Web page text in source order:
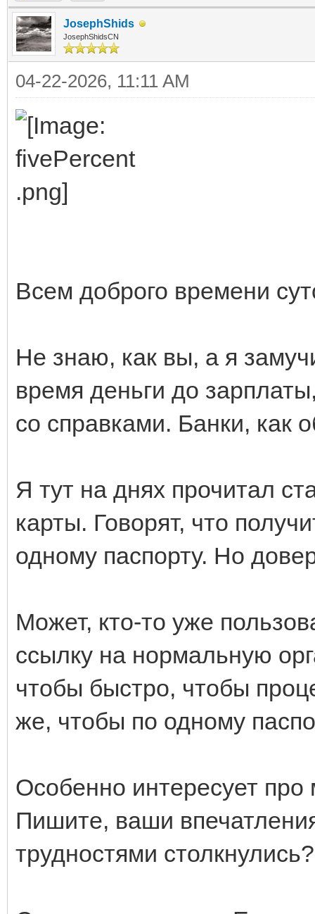
JosephShids
JosephShidsCN
04-22-2026, 11:11 AM
Всем доброго времени
Не знаю, как вы, а я
время деньги до
со справками. Банки, как
Я тут на днях прочитал
карты. Говорят, что
одному паспорту. Но
Может, кто-то уже
ссылку на нормальную
чтобы быстро, чтобы
же, чтобы по одному
Особенно интересует
Пишите, ваши
трудностями столкнулись?